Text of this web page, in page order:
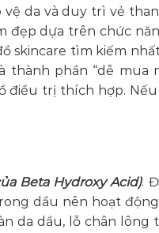
vệ da và duy trì vẻ
đẹp dựa trên chức
skincare tìm kiếm
thành phần “dễ mua
điều trị thích hợp.
Beta Hydroxy Acid).
dầu nên hoạt
da dầu, lỗ chân lông